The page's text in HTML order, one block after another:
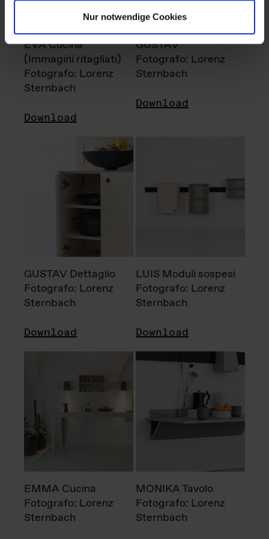
Nur notwendige Cookies
EVA Cucina
(Immagini ritagliati)
Fotografo: Lorenz
Sternbach
Download
GUSTAV
Fotografo: Lorenz
Sternbach
Download
GUSTAV Dettaglio
Fotografo: Lorenz
Sternbach
Download
LUIS Moduli sospesi
Fotografo: Lorenz
Sternbach
Download
EMMA Cucina
Fotografo: Lorenz
Sternbach
MONIKA Tavolo
Fotografo: Lorenz
Sternbach